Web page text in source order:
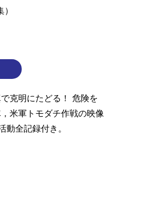
克明にたどる！ 危険を
米軍トモダチ作戦の映像
動全記録付き。